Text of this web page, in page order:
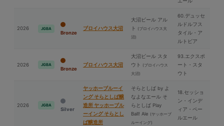
2026 JGBA
Bronze
ブロイハウス⼤沼
⼤沼ビール アル
ト (ブロイハウス⼤
沼)
60.デュッセ
ルドルフス
タイル・ア
ルトビア
2026 JGBA
Bronze
ブロイハウス⼤沼
⼤沼ビール スタ
ウト (ブロイハウス
⼤沼)
93.エクスポ
ート・スタ
ウト
2026 JGBA
Silver
ヤッホーブルーイ
ング そらとしば醸
造所 ヤッホーブル
ーイング そらとし
ば醸造所
そらとしば by よ
なよなエール そ
らとしば Play
Ball! Ale (ヤッホーブ
ルーイング)
18.セッショ
ン・インデ
ィア・ペー
ルエール